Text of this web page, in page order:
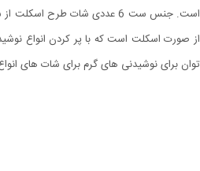
توان برای نوشیدنی های گرم برای شات های